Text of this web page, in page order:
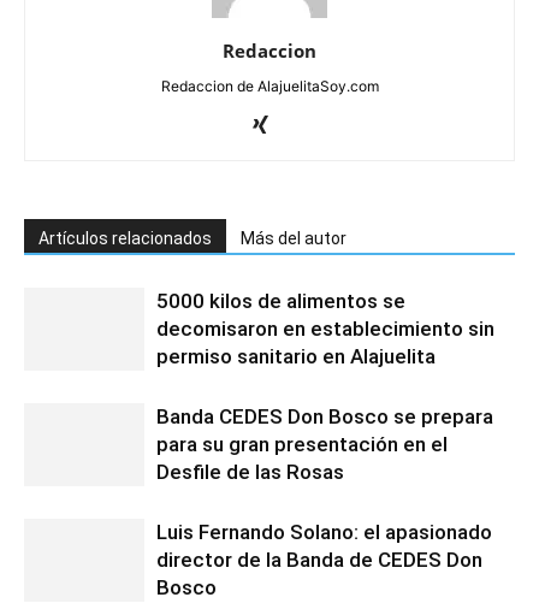
Redaccion
Redaccion de AlajuelitaSoy.com
Artículos relacionados Más del autor
5000 kilos de alimentos se
decomisaron en establecimiento sin
permiso sanitario en Alajuelita
Banda CEDES Don Bosco se prepara
para su gran presentación en el
Desfile de las Rosas
Luis Fernando Solano: el apasionado
director de la Banda de CEDES Don
Bosco